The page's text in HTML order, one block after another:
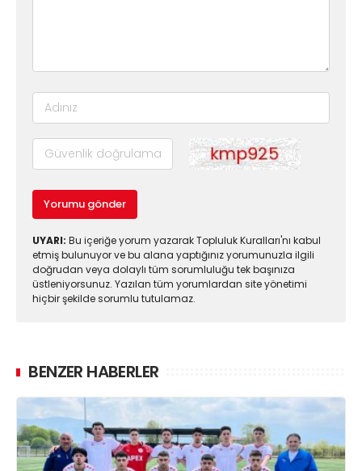
Yorumu gönder
UYARI: Bu içeriğe yorum yazarak Topluluk Kuralları'nı kabul
etmiş bulunuyor ve bu alana yaptığınız yorumunuzla ilgili
doğrudan veya dolaylı tüm sorumluluğu tek başınıza
üstleniyorsunuz. Yazılan tüm yorumlardan site yönetimi
hiçbir şekilde sorumlu tutulamaz.
BENZER HABERLER